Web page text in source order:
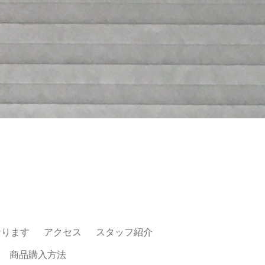
ます アクセス スタッフ紹介
商品購入方法